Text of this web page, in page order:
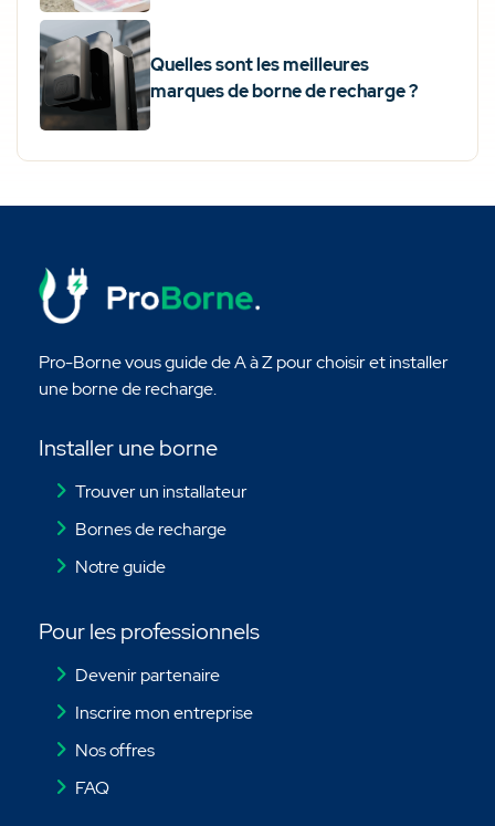
Quelles sont les meilleures
marques de borne de recharge ?
Pro-Borne vous guide de A à Z pour choisir et installer
une borne de recharge.
Installer une borne
Trouver un installateur
Bornes de recharge
Notre guide
Pour les professionnels
Devenir partenaire
Inscrire mon entreprise
Nos offres
FAQ